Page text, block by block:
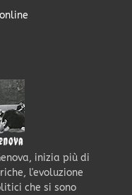
inizia più di
l'evoluzione
che si sono